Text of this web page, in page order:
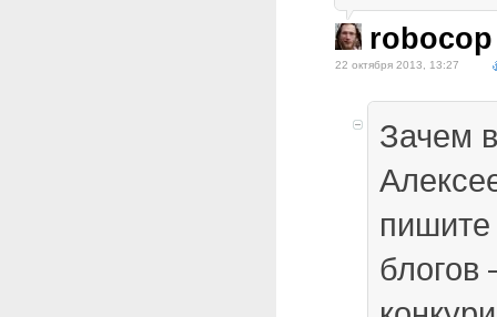
robocop
22 октября 2013, 13:27
Зачем